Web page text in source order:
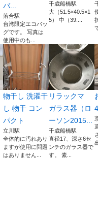
バ...
落合駅
台湾限定エコバッ
グです。 写真は
使用中のも...
千歳船橋駅
大（51.5×40.5×1
5） 中（39....
物干し 洗濯干
し 物干 コン
パクト
立川駅
全体的に汚れあり
ますが使用に問題
はありません...
リラックマ
ガラス器（ロ
ーソン2015...
千歳船橋駅
直径17、深さ6セ
ンチのガラス器で
す。 素...